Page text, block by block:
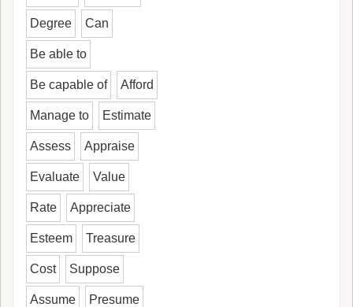
Degree Can
Be able to
Be capable of Afford
Manage to Estimate
Assess Appraise
Evaluate Value
Rate Appreciate
Esteem Treasure
Cost Suppose
Assume Presume